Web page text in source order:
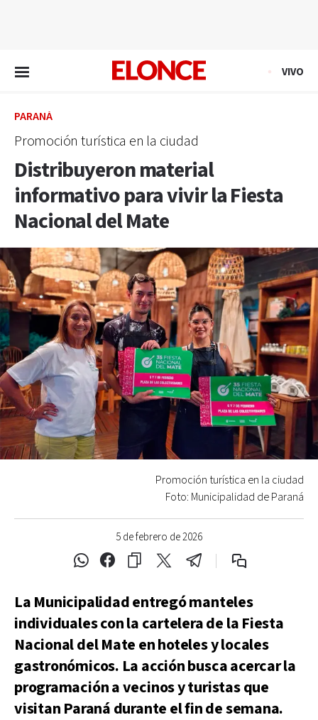
VIVO
PARANÁ
Promoción turística en la ciudad
Distribuyeron material
informativo para vivir la Fiesta
Nacional del Mate
5 de febrero de 2026
Promoción turística en la ciudad
Foto: Municipalidad de Paraná
La Municipalidad entregó manteles
individuales con la cartelera de la Fiesta
Nacional del Mate en hoteles y locales
gastronómicos. La acción busca acercar la
programación a vecinos y turistas que
visitan Paraná durante el fin de semana.